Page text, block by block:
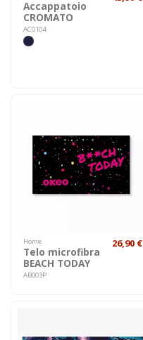
Accappatoio
CROMATO
AC0104
Home
Telo microfibra
BEACH TODAY
AB003P
26,90 €